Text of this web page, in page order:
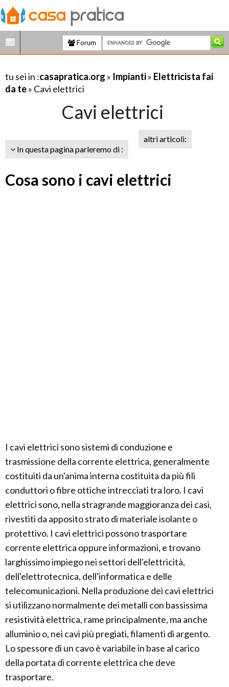
Forum
tu sei in :casapratica.org » Impianti» Elettricista fai
da te» Cavi elettrici
Cavi elettrici
In questa pagina parleremo di :
altri articoli:
Cosa sono i cavi elettrici
I cavi elettrici sono sistemi di conduzione e
trasmissione della corrente elettrica, generalmente
costituiti da un'anima interna costituita da più fili
conduttori o fibre ottiche intrecciati tra loro. I cavi
elettrici sono, nella stragrande maggioranza dei casi,
rivestiti da apposito strato di materiale isolante o
protettivo. I cavi elettrici possono trasportare
corrente elettrica oppure informazioni, e trovano
larghissimo impiego nei settori dell'elettricità,
dell'elettrotecnica, dell'informatica e delle
telecomunicazioni. Nella produzione dei cavi elettrici
si utilizzano normalmente dei metalli con bassissima
resistività elettrica, rame principalmente, ma anche
alluminio o, nei cavi più pregiati, filamenti di argento.
Lo spessore di un cavo è variabile in base al carico
della portata di corrente elettrica che deve
trasportare.